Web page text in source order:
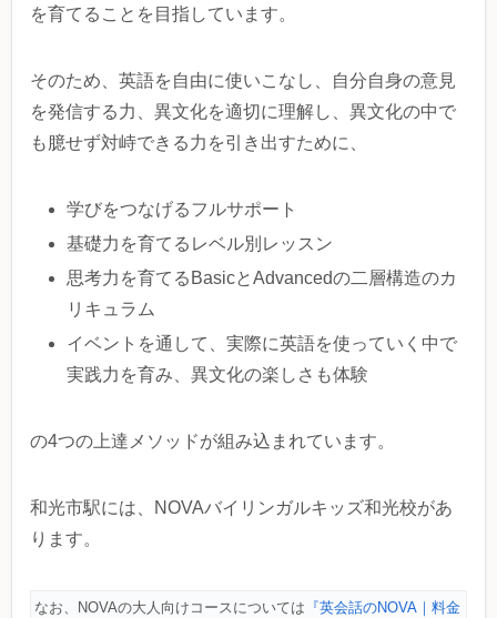
を育てることを目指しています。
そのため、英語を自由に使いこなし、自分自身の意見
を発信する力、異文化を適切に理解し、異文化の中で
も臆せず対峙できる力を引き出すために、
学びをつなげるフルサポート
基礎力を育てるレベル別レッスン
思考力を育てるBasicとAdvancedの二層構造のカ
リキュラム
イベントを通して、実際に英語を使っていく中で
実践力を育み、異文化の楽しさも体験
の4つの上達メソッドが組み込まれています。
和光市駅には、NOVAバイリンガルキッズ和光校があ
ります。
なお、NOVAの大人向けコースについては 『英会話のNOVA｜料金